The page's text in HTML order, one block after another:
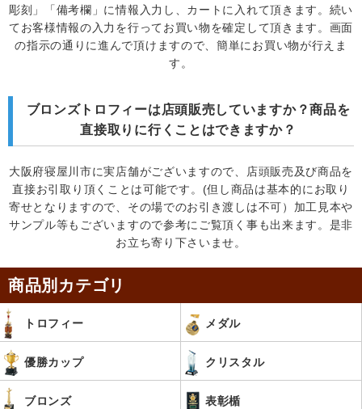
彫刻」「備考欄」に情報入力し、カートに入れて頂きます。続い
てお客様情報の入力を行ってお買い物を確定して頂きます。画面
の指示の通りに進んで頂けますので、簡単にお買い物が行えま
す。
ブロンズトロフィーは店頭販売していますか？商品を
直接取りに行くことはできますか？
大阪府寝屋川市に実店舗がございますので、店頭販売及び商品を
直接お引取り頂くことは可能です。(但し商品は基本的にお取り
寄せとなりますので、その場でのお引き渡しは不可）加工見本や
サンプル等もございますので参考にご覧頂く事も出来ます。是非
お立ち寄り下さいませ。
商品別カテゴリ
トロフィー メダル
優勝カップ クリスタル
ブロンズ 表彰楯